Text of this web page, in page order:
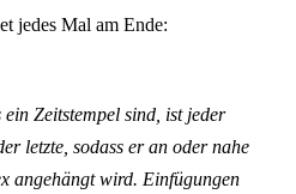
jedes Mal am Ende:
ein Zeitstempel sind, ist jeder
letzte, sodass er an oder nahe
angehängt wird. Einfügungen